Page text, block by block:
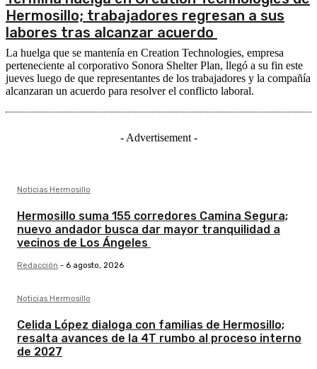
Hermosillo; trabajadores regresan a sus
labores tras alcanzar acuerdo
La huelga que se mantenía en Creation Technologies, empresa
perteneciente al corporativo Sonora Shelter Plan, llegó a su fin este
jueves luego de que representantes de los trabajadores y la compañía
alcanzaran un acuerdo para resolver el conflicto laboral.
- Advertisement -
Noticias Hermosillo
Hermosillo suma 155 corredores Camina Segura;
nuevo andador busca dar mayor tranquilidad a
vecinos de Los Ángeles
Redacción - 6 agosto, 2026
Noticias Hermosillo
Celida López dialoga con familias de Hermosillo;
resalta avances de la 4T rumbo al proceso interno
de 2027